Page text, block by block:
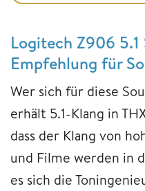
Logitech Z906 5.1
Empfehlung für
Wer sich für diese
erhält 5.1-Klang in
dass der Klang von
und Filme werden in
es sich die